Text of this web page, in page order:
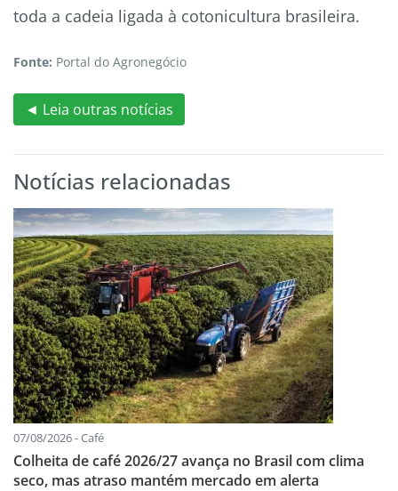
toda a cadeia ligada à cotonicultura brasileira.
Fonte: Portal do Agronegócio
◄ Leia outras notícias
Notícias relacionadas
07/08/2026 - Café
Colheita de café 2026/27 avança no Brasil com clima
seco, mas atraso mantém mercado em alerta